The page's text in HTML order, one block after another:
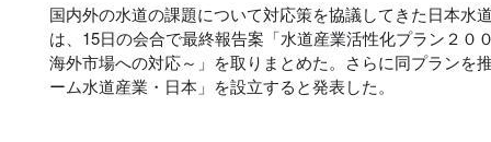
国内外の水道の課題について対応策を協議してきた日本水
は、15日の会合で最終報告案「水道産業活性化プラン２０
海外市場への対応～」を取りまとめた。さらに同プランを
ーム水道産業・日本」を設立すると発表した。